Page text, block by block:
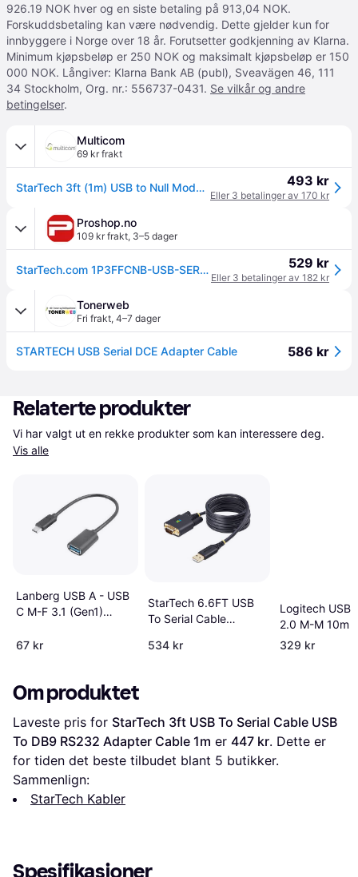
926.19 NOK hver og en siste betaling på 913,04 NOK.
Forskuddsbetaling kan være nødvendig. Dette gjelder kun for
innbyggere i Norge over 18 år. Forutsetter godkjenning av Klarna.
Minimum kjøpsbeløp er 250 NOK og maksimalt kjøpsbeløp er 150
000 NOK. Långiver: Klarna Bank AB (publ), Sveavägen 46, 111
34 Stockholm, Org. nr.: 556737-0431. Se vilkår og andre
betingelser.
Multicom
69 kr frakt
StarTech 3ft (1m) USB to Null Modem Serial Adapter Cable, Interchangeable DB9 Screws/Nuts, COM Retention, USB-A to RS232, FTDI, Level-4 ESD Protection, Windows/macOS/ChromeOS/Linux - Rugged TPE Construction (1 (1P3FFCNB-USB-SERIAL) 493 kr
Eller 3 betalinger av 170 kr
Proshop.no
109 kr frakt, 3–5 dager
StarTech.com 1P3FFCNB-USB-SERIAL 529 kr
Eller 3 betalinger av 182 kr
Tonerweb
Fri frakt, 4–7 dager
STARTECH USB Serial DCE Adapter Cable 586 kr
Relaterte produkter
Vis alle
Lanberg USB A - USB
C M-F 3.1 (Gen1)
67 kr
StarTech 6.6FT USB
To Serial Cable
2m
534 kr
Logitech USB
2.0 M-M 10m
329 kr
Om produktet
Laveste pris for StarTech 3ft USB To Serial Cable USB
To DB9 RS232 Adapter Cable 1m er 447 kr. Dette er
for tiden det beste tilbudet blant 5 butikker.
Sammenlign:
StarTech Kabler
Spesifikasjoner